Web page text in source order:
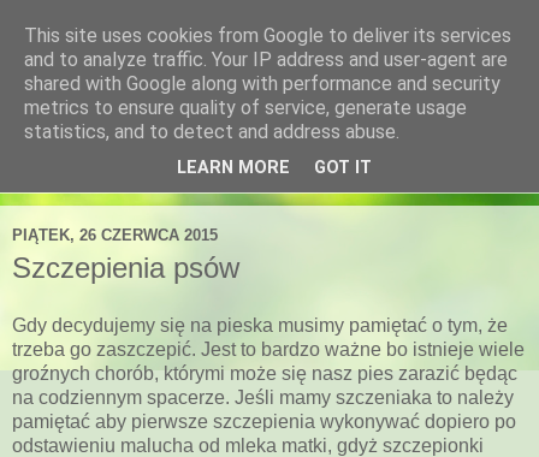
Blog sklepu Kocimiętka
Porady żywieniowe i behawioralne.
PIĄTEK, 26 CZERWCA 2015
Szczepienia psów
Gdy decydujemy się na pieska musimy pamiętać o tym, że
trzeba go zaszczepić. Jest to bardzo ważne bo istnieje wiele
groźnych chorób, którymi może się nasz pies zarazić będąc
na codziennym spacerze. Jeśli mamy szczeniaka to należy
pamiętać aby pierwsze szczepienia wykonywać dopiero po
odstawieniu malucha od mleka matki, gdyż szczepionki
This site uses cookies from Google to deliver its services
and to analyze traffic. Your IP address and user-agent are
shared with Google along with performance and security
metrics to ensure quality of service, generate usage
statistics, and to detect and address abuse.
LEARN MORE GOT IT